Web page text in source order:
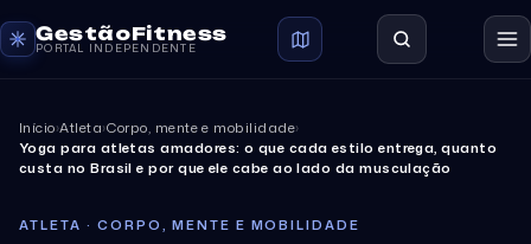
GestãoFitness
PORTAL INDEPENDENTE
Início›Atleta›Corpo, mente e mobilidade›
Yoga para atletas amadores: o que cada estilo entrega, quanto
custa no Brasil e por que ele cabe ao lado da musculação
ATLETA · CORPO, MENTE E MOBILIDADE